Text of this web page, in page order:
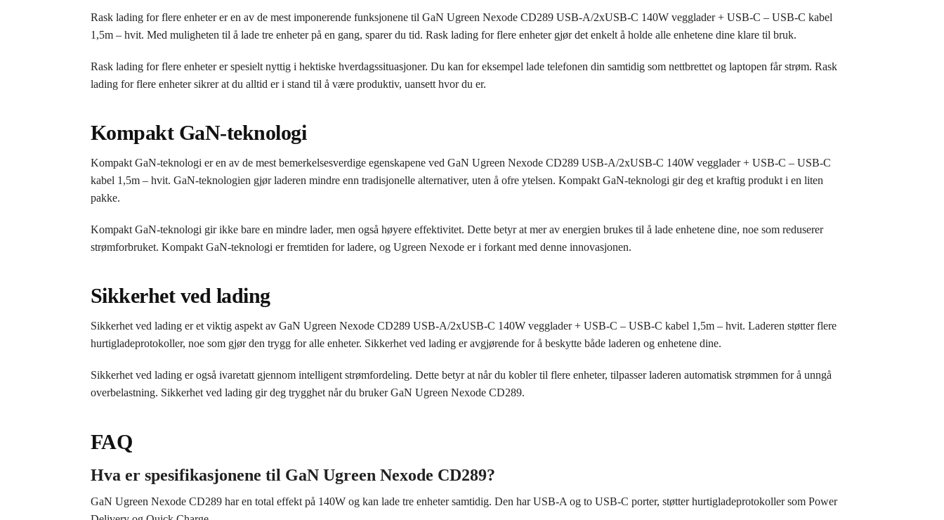
Rask lading for flere enheter er en av de mest imponerende funksjonene til GaN Ugreen Nexode CD289 USB-A/2xUSB-C 140W vegglader + USB-C – USB-C kabel
1,5m – hvit. Med muligheten til å lade tre enheter på en gang, sparer du tid. Rask lading for flere enheter gjør det enkelt å holde alle enhetene dine klare til bruk.
Rask lading for flere enheter er spesielt nyttig i hektiske hverdagssituasjoner. Du kan for eksempel lade telefonen din samtidig som nettbrettet og laptopen får strøm. Rask
lading for flere enheter sikrer at du alltid er i stand til å være produktiv, uansett hvor du er.
Kompakt GaN-teknologi
Kompakt GaN-teknologi er en av de mest bemerkelsesverdige egenskapene ved GaN Ugreen Nexode CD289 USB-A/2xUSB-C 140W vegglader + USB-C – USB-C
kabel 1,5m – hvit. GaN-teknologien gjør laderen mindre enn tradisjonelle alternativer, uten å ofre ytelsen. Kompakt GaN-teknologi gir deg et kraftig produkt i en liten
pakke.
Kompakt GaN-teknologi gir ikke bare en mindre lader, men også høyere effektivitet. Dette betyr at mer av energien brukes til å lade enhetene dine, noe som reduserer
strømforbruket. Kompakt GaN-teknologi er fremtiden for ladere, og Ugreen Nexode er i forkant med denne innovasjonen.
Sikkerhet ved lading
Sikkerhet ved lading er et viktig aspekt av GaN Ugreen Nexode CD289 USB-A/2xUSB-C 140W vegglader + USB-C – USB-C kabel 1,5m – hvit. Laderen støtter flere
hurtigladeprotokoller, noe som gjør den trygg for alle enheter. Sikkerhet ved lading er avgjørende for å beskytte både laderen og enhetene dine.
Sikkerhet ved lading er også ivaretatt gjennom intelligent strømfordeling. Dette betyr at når du kobler til flere enheter, tilpasser laderen automatisk strømmen for å unngå
overbelastning. Sikkerhet ved lading gir deg trygghet når du bruker GaN Ugreen Nexode CD289.
FAQ
Hva er spesifikasjonene til GaN Ugreen Nexode CD289?
GaN Ugreen Nexode CD289 har en total effekt på 140W og kan lade tre enheter samtidig. Den har USB-A og to USB-C porter, støtter hurtigladeprotokoller som Power